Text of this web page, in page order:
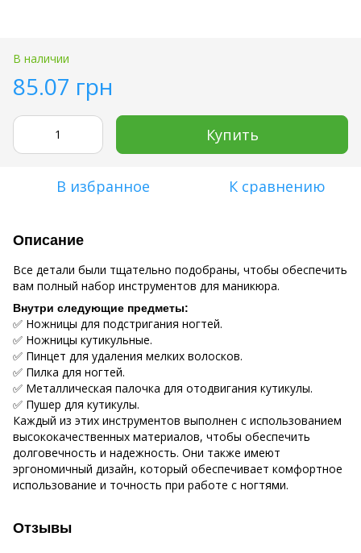
В наличии
85.07 грн
Купить
В избранное К сравнению
Описание
Все детали были тщательно подобраны, чтобы обеспечить
вам полный набор инструментов для маникюра.
Внутри следующие предметы:
✅ Ножницы для подстригания ногтей.
✅ Ножницы кутикульные.
✅ Пинцет для удаления мелких волосков.
✅ Пилка для ногтей.
✅ Металлическая палочка для отодвигания кутикулы.
✅ Пушер для кутикулы.
Каждый из этих инструментов выполнен с использованием
высококачественных материалов, чтобы обеспечить
долговечность и надежность. Они также имеют
эргономичный дизайн, который обеспечивает комфортное
использование и точность при работе с ногтями.
Отзывы